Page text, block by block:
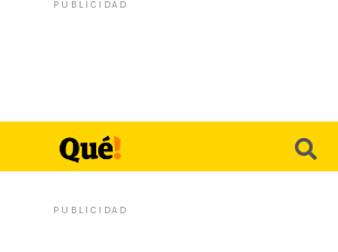
PUBLICIDAD
PUBLICIDAD